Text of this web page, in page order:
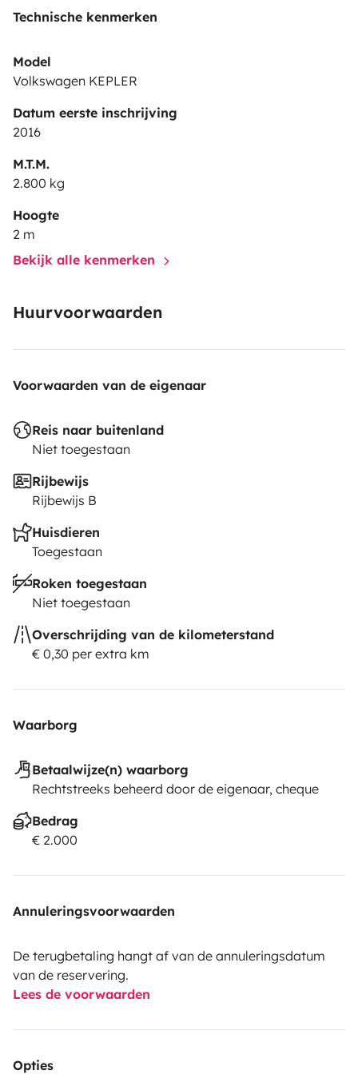
Technische kenmerken
Model
Volkswagen KEPLER
Datum eerste inschrijving
2016
M.T.M.
2.800 kg
Hoogte
2 m
Bekijk alle kenmerken
Huurvoorwaarden
Voorwaarden van de eigenaar
Reis naar buitenland
Niet toegestaan
Rijbewijs
Rijbewijs B
Huisdieren
Toegestaan
Roken toegestaan
Niet toegestaan
Overschrijding van de kilometerstand
€ 0,30 per extra km
Waarborg
Betaalwijze(n) waarborg
Rechtstreeks beheerd door de eigenaar, cheque
Bedrag
€ 2.000
Annuleringsvoorwaarden
De terugbetaling hangt af van de annuleringsdatum
van de reservering.
Lees de voorwaarden
Opties